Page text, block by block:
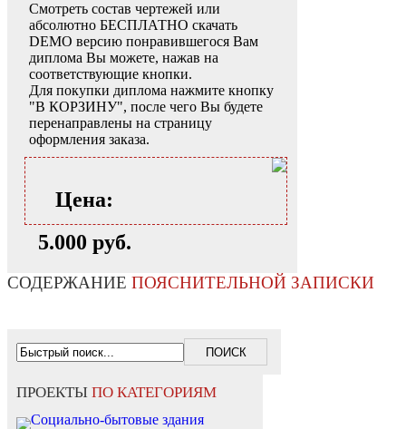
Смотреть состав чертежей или
абсолютно БЕСПЛАТНО скачать
DEMO версию понравившегося Вам
диплома Вы можете, нажав на
соответствующие кнопки.
Для покупки диплома нажмите кнопку
"В КОРЗИНУ", после чего Вы будете
перенаправлены на страницу
оформления заказа.
Цена:
5.000 руб.
СОДЕРЖАНИЕ ПОЯСНИТЕЛЬНОЙ ЗАПИСКИ
ПРОЕКТЫ ПО КАТЕГОРИЯМ
Социально-бытовые здания